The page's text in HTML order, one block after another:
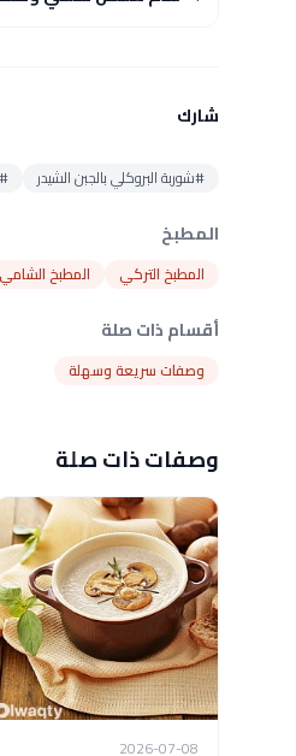
شارك
#شوربة البروكلي بالجبن الشيدر
المطبخ
المطبخ التركي المطبخ الشامي
أقسام ذات صلة
وصفات سريعة وسهلة
وصفات ذات صلة
2026-07-08